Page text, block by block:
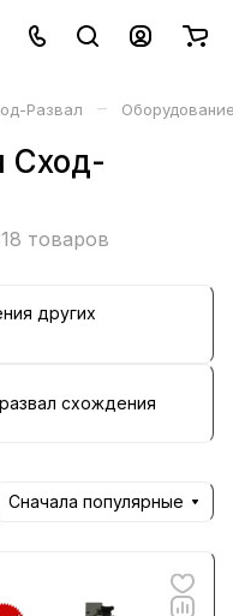
Развал –
Сход-
товаров
других
схождения
Сначала популярные